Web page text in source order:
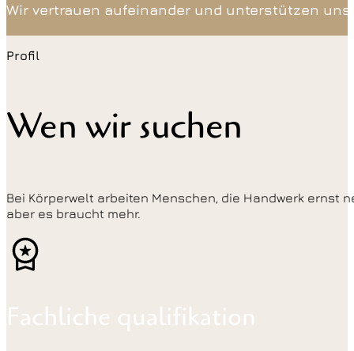
Wir vertrauen aufeinander und unterstützen
Profil
Wen wir suchen
Bei Körperwelt arbeiten Menschen, die Handwerk ernst
aber es braucht mehr.
Fachliche qualifikation